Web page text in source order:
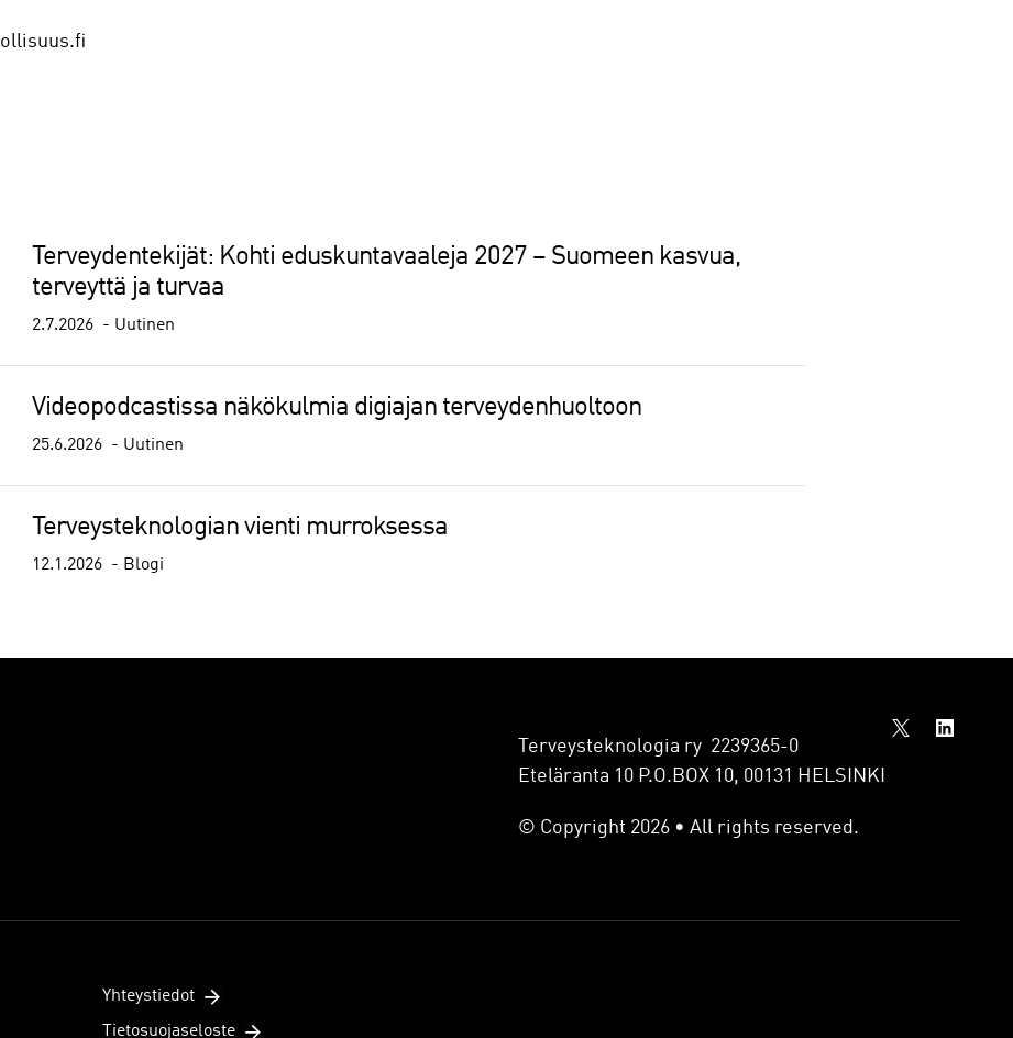
Terveydentekijät: Kohti eduskuntavaaleja 2027 – Suomeen kasvua,
terveyttä ja turvaa
2.7.2026 Uutinen
Videopodcastissa näkökulmia digiajan terveydenhuoltoon
25.6.2026 Uutinen
Terveysteknologian vienti murroksessa
12.1.2026 Blogi
Terveysteknologia ry 2239365-0
Eteläranta 10 P.O.BOX 10, 00131 HELSINKI
© Copyright 2026 • All rights reserved.
Yhteystiedot
Tietosuojaseloste